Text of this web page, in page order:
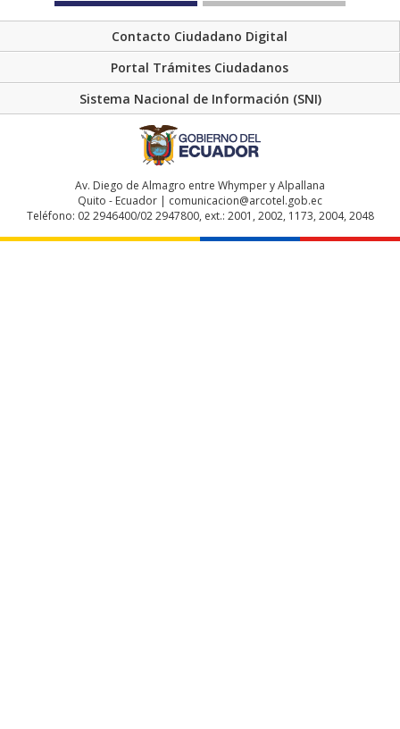
Contacto Ciudadano Digital
Portal Trámites Ciudadanos
Sistema Nacional de Información (SNI)
Av. Diego de Almagro entre Whymper y Alpallana
Quito - Ecuador | comunicacion@arcotel.gob.ec
Teléfono: 02 2946400/02 2947800, ext.: 2001, 2002, 1173, 2004, 2048